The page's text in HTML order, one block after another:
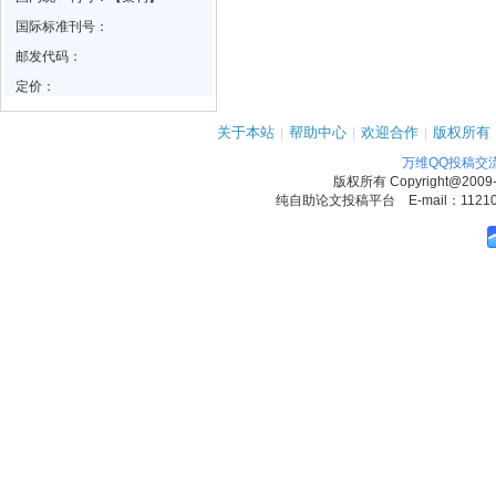
国际标准刊号：
邮发代码：
定价：
关于本站 | 帮助中心 | 欢迎合作 | 版权所有
万维QQ投稿交
版权所有
纯自助论文投稿平台 E-mail：